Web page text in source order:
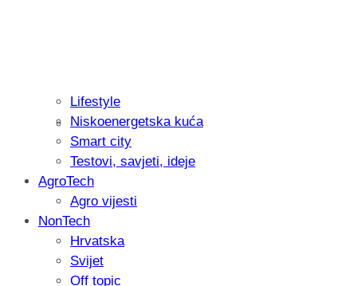
Recenzija: Philips All-in-One Trimmer
muškarcu
Lifestyle
Niskoenergetska kuća
Smart city
Testovi, savjeti, ideje
AgroTech
Agro vijesti
NonTech
Hrvatska
Svijet
Off topic